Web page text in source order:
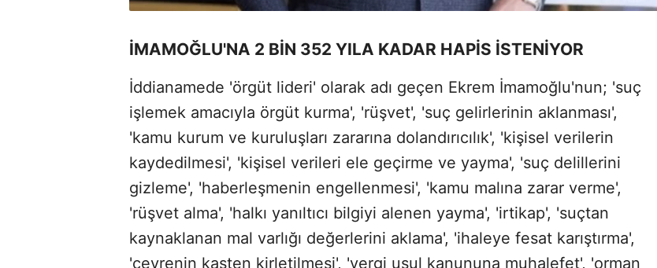
İMAMOĞLU'NA 2 BİN 352 YILA KADAR HAPİS İSTENİYOR
İddianamede 'örgüt lideri' olarak adı geçen Ekrem İmamoğlu'nun; 'suç
işlemek amacıyla örgüt kurma', 'rüşvet', 'suç gelirlerinin aklanması',
'kamu kurum ve kuruluşları zararına dolandırıcılık', 'kişisel verilerin
kaydedilmesi', 'kişisel verileri ele geçirme ve yayma', 'suç delillerini
gizleme', 'haberleşmenin engellenmesi', 'kamu malına zarar verme',
'rüşvet alma', 'halkı yanıltıcı bilgiyi alenen yayma', 'irtikap', 'suçtan
kaynaklanan mal varlığı değerlerini aklama', 'ihaleye fesat karıştırma',
'çevrenin kasten kirletilmesi', 'vergi usul kanununa muhalefet', 'orman